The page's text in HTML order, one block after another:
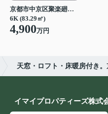
京都市中京区聚楽廻松下町
6K (83.29㎡)
4,900万円
天窓・ロフト・床暖房付き
イマイプロパティーズ株式